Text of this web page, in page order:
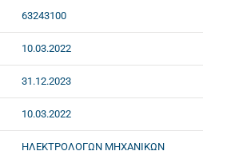
63243100
10.03.2022
31.12.2023
10.03.2022
ΗΛΕΚΤΡΟΛΟΓΩΝ ΜΗΧΑΝΙΚΩΝ